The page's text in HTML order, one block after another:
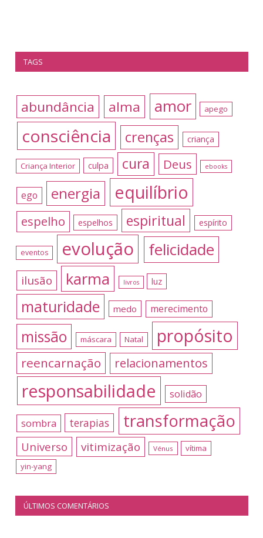
TAGS
abundância alma amor apego
consciência crenças criança
Criança Interior culpa cura Deus ebooks
ego energia equilíbrio
espelho espelhos espiritual espírito
eventos evolução felicidade
ilusão karma livros luz
maturidade medo merecimento
missão máscara Natal propósito
reencarnação relacionamentos
responsabilidade solidão
sombra terapias transformação
Universo vitimização Vénus
vítima
yin-yang
ÚLTIMOS COMENTÁRIOS